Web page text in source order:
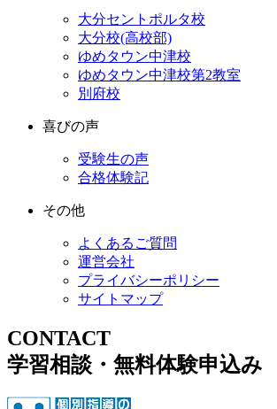
大分セントポルタ校
大分校(高校部)
ゆめタウン中津校
ゆめタウン中津校第2教室
別府校
喜びの声
受験生の声
合格体験記
その他
よくあるご質問
運営会社
プライバシーポリシー
サイトマップ
CONTACT
学習相談・無料体験申込み